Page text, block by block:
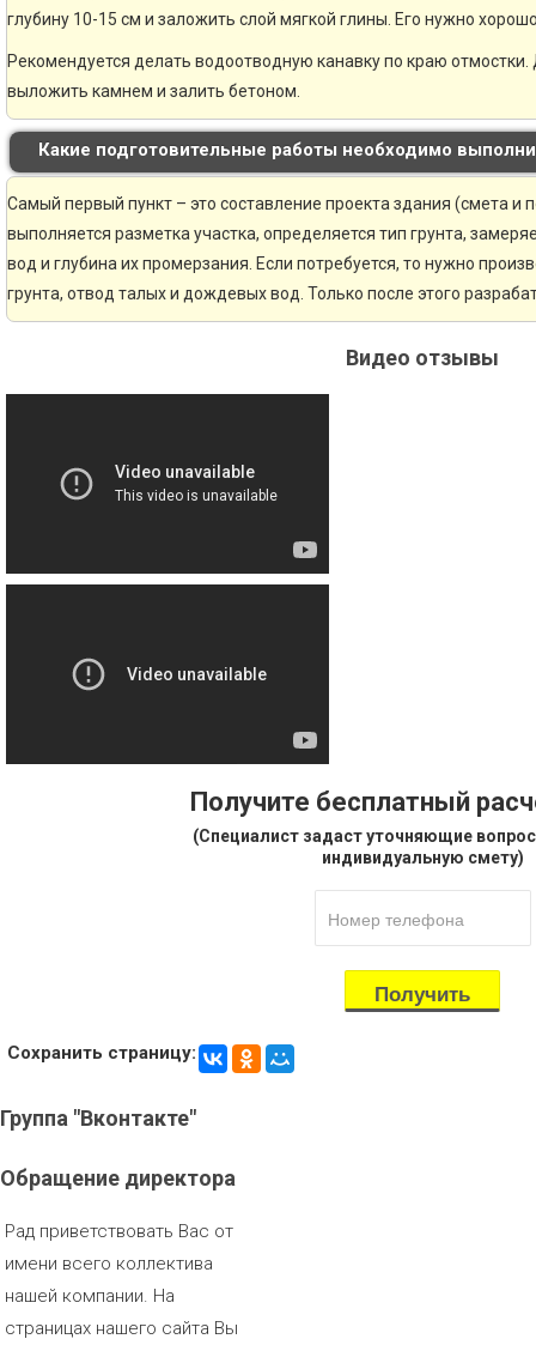
глубину 10-15 см и заложить слой мягкой глины. Его нужно
Рекомендуется делать водоотводную канавку по краю
выложить камнем и залить бетоном.
Какие подготовительные работы необходимо
Самый первый пункт – это составление проекта здания (смета и
выполняется разметка участка, определяется тип грунта,
вод и глубина их промерзания. Если потребуется, то нужно
грунта, отвод талых и дождевых вод. Только после этого
Видео отзывы
Получите бесплатный
(Специалист задаст уточняющие
индивидуальную смету)
Сохранить страницу:
Группа "Вконтакте"
Обращение директора
Рад приветствовать Вас от
имени всего коллектива
нашей компании. На
страницах нашего сайта Вы